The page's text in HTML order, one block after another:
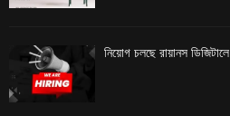
নিয়োগ চলছে রায়ানস ডিজিটালে